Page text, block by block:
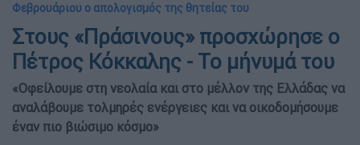
Φεβρουάριου ο απολογισμός της θητείας του
Στους «Πράσινους» προσχώρησε ο
Πέτρος Κόκκαλης - Το μήνυμά του
«Οφείλουμε στη νεολαία και στο μέλλον της Ελλάδας να
αναλάβουμε τολμηρές ενέργειες και να οικοδομήσουμε
έναν πιο βιώσιμο κόσμο»